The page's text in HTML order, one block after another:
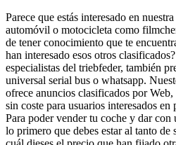
Parece que estás interesado en
automóvil o motocicleta como
de tener conocimiento que te
han interesado esos otros
especialistas del triebfeder, también
universal serial bus o whatsapp.
ofrece anuncios clasificados por
sin coste para usuarios interesados
Para poder vender tu coche y dar
lo primero que debes estar al tanto de